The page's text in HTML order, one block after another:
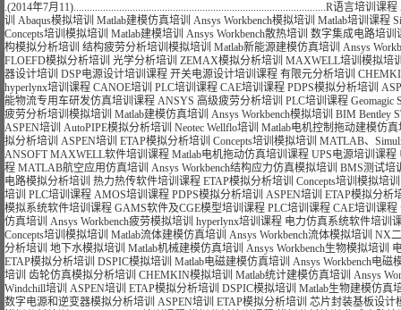
.(2014年7月11)..............................................................................................R语言培训课程
训 Abaqus模拟培训 Matlab建模仿真培训 Ansys Workbench模拟培训 Matlab培训课程
Concepts培训模拟培训 Matlab建模培训 Ansys Workbench散热培训 数字集成电路培训
构模拟分析培训 结构疲劳分析培训模拟培训 Matlab新能源建模仿真培训 Ansys
FLOEFD模拟分析培训 光学分析培训 ZEMAX模拟分析培训 MAXWELL培训模拟培
器设计培训 DSP电源设计培训课程 开关电源设计培训课程 有限元分析培训
hyperlynx培训课程 CANOE培训 PLC培训课程 CAE培训课程 PDPS模拟分析培训
能物流专用车研发仿真培训课程 ANSYS 高级疲劳分析培训 PLC培训课程 Geomagic
疲劳分析培训模拟培训 Matlab建模仿真培训 Ansys Workbench模拟培训 BIM Bentley
ASPEN培训 AutoPIPE模拟分析培训 Neotec Wellflo培训 Matlab电机控制拖动建模仿真
拟分析培训 ASPEN培训 ETAP模拟分析培训 Concepts培训模拟培训 MATLAB、
ANSOFT MAXWELL软件培训课程 Matlab电机拖动仿真培训课程 UPS电源培训课程
程 MATLAB航空应用仿真培训 Ansys Workbench结构应力仿真模拟培训 BMS测试培
电路模拟分析培训 热力热传软件培训课程 ETAP模拟分析培训 Concepts培训模拟培训
培训 PLC培训课程 AMOS培训课程 PDPS模拟分析培训 ASPEN培训 ETAP模拟分析
模拟系统软件培训课程 GAMS软件及CGE模型培训课程 PLC培训课程 CAE培训课程
仿真培训 Ansys Workbench疲劳模拟培训 hyperlynx培训课程 电力仿真系统软件培训
Concepts培训模拟培训 Matlab流体建模仿真培训 Ansys Workbench流体模拟培训 NX
分析培训 地下水模拟培训 Matlab机械建模仿真培训 Ansys Workbench生物模拟培训
ETAP模拟分析培训 DSPIC模拟培训 Matlab电磁建模仿真培训 Ansys Workbench电磁
培训 齿轮仿真模拟分析培训 CHEMKIN模拟培训 Matlab统计建模仿真培训 Ansys
Windchill培训 ASPEN培训 ETAP模拟分析培训 DSPIC模拟培训 Matlab生物建模仿真
数字电源和逆变器模拟分析培训 ASPEN培训 ETAP模拟分析培训 芯片封装基板设计